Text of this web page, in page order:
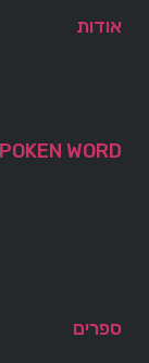
אודות
WORD
ספרים